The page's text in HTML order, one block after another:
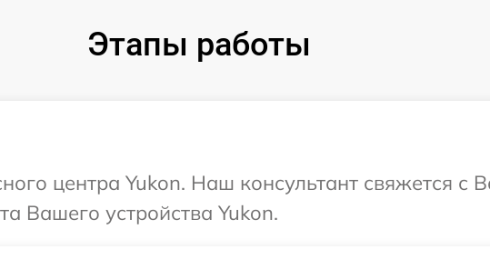
Этапы работы
центра Yukon. Наш консультант свяжется с
Вашего устройства Yukon.